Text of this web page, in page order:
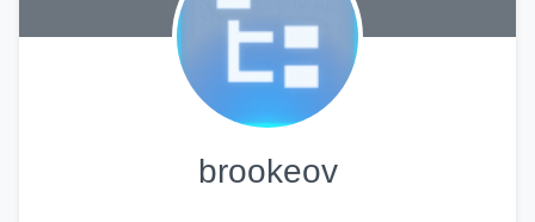
brookeov